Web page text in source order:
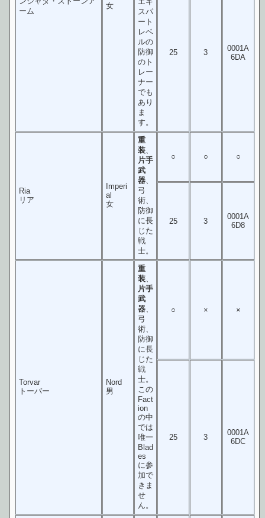
ーム
女
スパ
ート
レベ
ルの
防御
のト
レー
ナー
でも
あり
ま
す。
25 3
0001A
6DA
Ria
リア
Imperi
al
女
重
装、
片手
武
器、
弓
術、
防御
に長
じた
戦
士。
○ ○ ○
25 3
0001A
6D8
Torvar
トーバー
Nord
男
重
装、
片手
武
器、
弓
術、
防御
に長
じた
戦
士。
この
Fact
ion
の中
では
唯一
Blad
es
に参
加で
きま
せ
ん。
○ × ×
25 3
0001A
6DC